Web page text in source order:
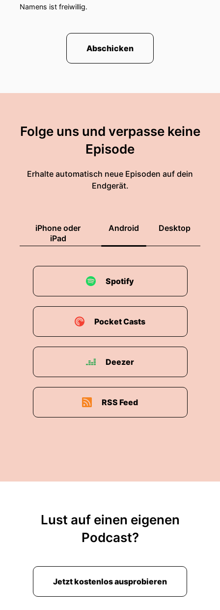
Namens ist freiwillig.
Abschicken
Folge uns und verpasse keine
Episode
Erhalte automatisch neue Episoden auf dein
Endgerät.
iPhone oder
iPad
Android Desktop
Spotify
Pocket Casts
Deezer
RSS Feed
Lust auf einen eigenen
Podcast?
Jetzt kostenlos ausprobieren